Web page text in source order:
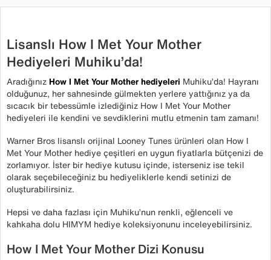
Lisanslı How I Met Your Mother
Hediyeleri Muhiku’da!
AradığınızHow I Met Your Mother hediyeleri Muhiku’da! Hayranı
olduğunuz, her sahnesinde gülmekten yerlere yattığınız ya da
sıcacık bir tebessümle izlediğiniz How I Met Your Mother
hediyeleri ile kendini ve sevdiklerini mutlu etmenin tam zamanı!
Warner Bros lisanslı orijinal Looney Tunes ürünleri olan How I
Met Your Mother hediye çeşitleri en uygun fiyatlarla bütçenizi de
zorlamıyor. İster bir hediye kutusu içinde, isterseniz ise tekil
olarak seçebileceğiniz bu hediyeliklerle kendi setinizi de
oluşturabilirsiniz.
Hepsi ve daha fazlası için Muhiku’nun renkli, eğlenceli ve
kahkaha dolu HIMYM hediye koleksiyonunu inceleyebilirsiniz.
How I Met Your Mother Dizi Konusu